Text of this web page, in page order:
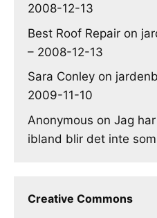
2008-12-13
Best Roof Repair on
– 2008-12-13
Sara Conley on
2009-11-10
Anonymous on Jag
ibland blir det inte
Creative Commons